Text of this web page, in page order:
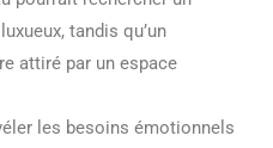
tandis qu’un
attiré par un espace
les besoins émotionnels